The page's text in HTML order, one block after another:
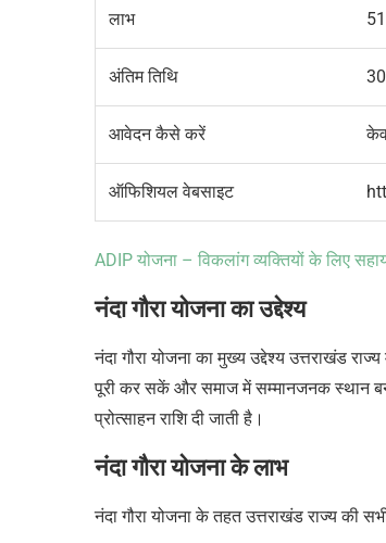
लाभ
अंतिम तिथि 30
आवेदन कैसे करें
ऑफिशियल वेबसाइट
ADIP योजना – विकलांग व्यक्तियों के लिए
नंदा गौरा योजना का उद्देश्य
नंदा गौरा योजना का मुख्य उद्देश्य उत्तराखंड
पूरी कर सकें और समाज में सम्मानजनक स्थान
प्रोत्साहन राशि दी जाती है।
नंदा गौरा योजना के लाभ
नंदा गौरा योजना के तहत उत्तराखंड राज्य की